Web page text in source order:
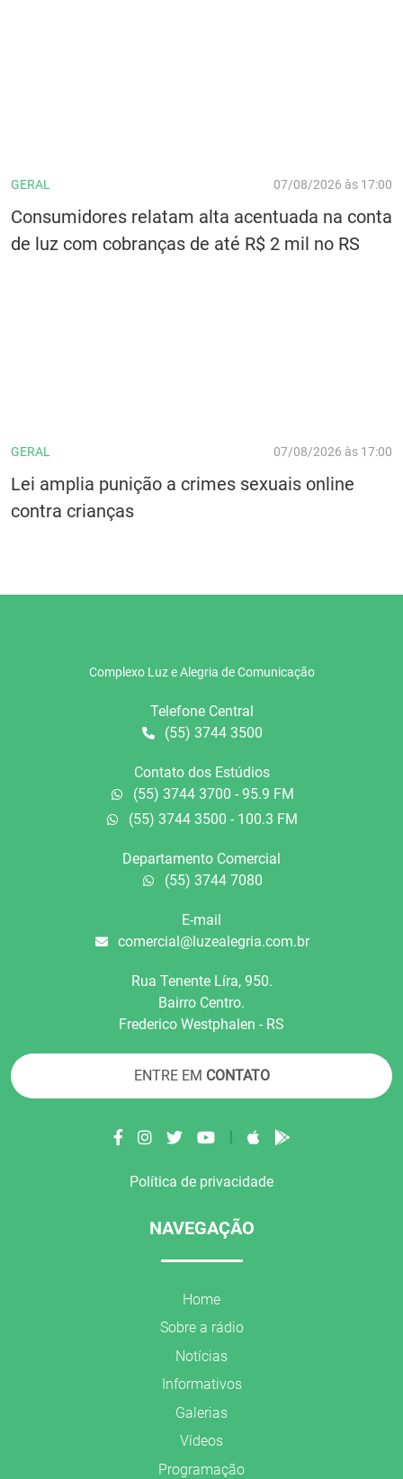
GERAL 07/08/2026 às 17:00
Consumidores relatam alta acentuada na conta
de luz com cobranças de até R$ 2 mil no RS
GERAL 07/08/2026 às 17:00
Lei amplia punição a crimes sexuais online
contra crianças
Complexo Luz e Alegria de Comunicação
Telefone Central
(55) 3744 3500
Contato dos Estúdios
(55) 3744 3700 - 95.9 FM
(55) 3744 3500 - 100.3 FM
Departamento Comercial
(55) 3744 7080
E-mail
comercial@luzealegria.com.br
Rua Tenente Líra, 950.
Bairro Centro.
Frederico Westphalen - RS
ENTRE EM CONTATO
Política de privacidade
NAVEGAÇÃO
Home
Sobre a rádio
Notícias
Informativos
Galerias
Vídeos
Programação